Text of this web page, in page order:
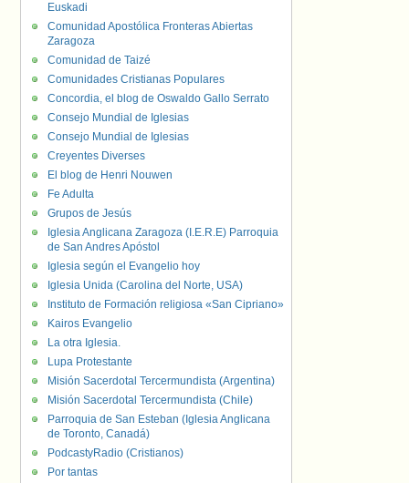
Euskadi
Comunidad Apostólica Fronteras Abiertas
Zaragoza
Comunidad de Taizé
Comunidades Cristianas Populares
Concordia, el blog de Oswaldo Gallo Serrato
Consejo Mundial de Iglesias
Consejo Mundial de Iglesias
Creyentes Diverses
El blog de Henri Nouwen
Fe Adulta
Grupos de Jesús
Iglesia Anglicana Zaragoza (I.E.R.E) Parroquia
de San Andres Apóstol
Iglesia según el Evangelio hoy
Iglesia Unida (Carolina del Norte, USA)
Instituto de Formación religiosa «San Cipriano»
Kairos Evangelio
La otra Iglesia.
Lupa Protestante
Misión Sacerdotal Tercermundista (Argentina)
Misión Sacerdotal Tercermundista (Chile)
Parroquia de San Esteban (Iglesia Anglicana
de Toronto, Canadá)
PodcastyRadio (Cristianos)
Por tantas